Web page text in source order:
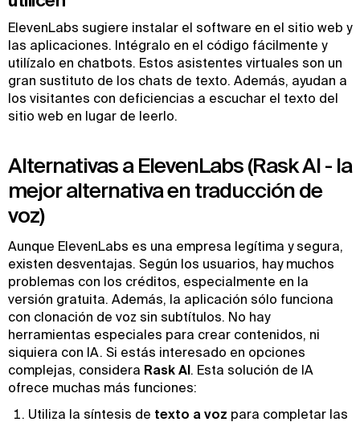
ElevenLabs sugiere instalar el software en el sitio web y
las aplicaciones. Intégralo en el código fácilmente y
utilízalo en chatbots. Estos asistentes virtuales son un
gran sustituto de los chats de texto. Además, ayudan a
los visitantes con deficiencias a escuchar el texto del
sitio web en lugar de leerlo.
Alternativas a ElevenLabs (Rask AI - la
mejor alternativa en traducción de
voz)
Aunque ElevenLabs es una empresa legítima y segura,
existen desventajas. Según los usuarios, hay muchos
problemas con los créditos, especialmente en la
versión gratuita. Además, la aplicación sólo funciona
con clonación de voz sin subtítulos. No hay
herramientas especiales para crear contenidos, ni
siquiera con IA. Si estás interesado en opciones
complejas, considera Rask AI. Esta solución de IA
ofrece muchas más funciones:
Utiliza la síntesis de texto a voz para completar las